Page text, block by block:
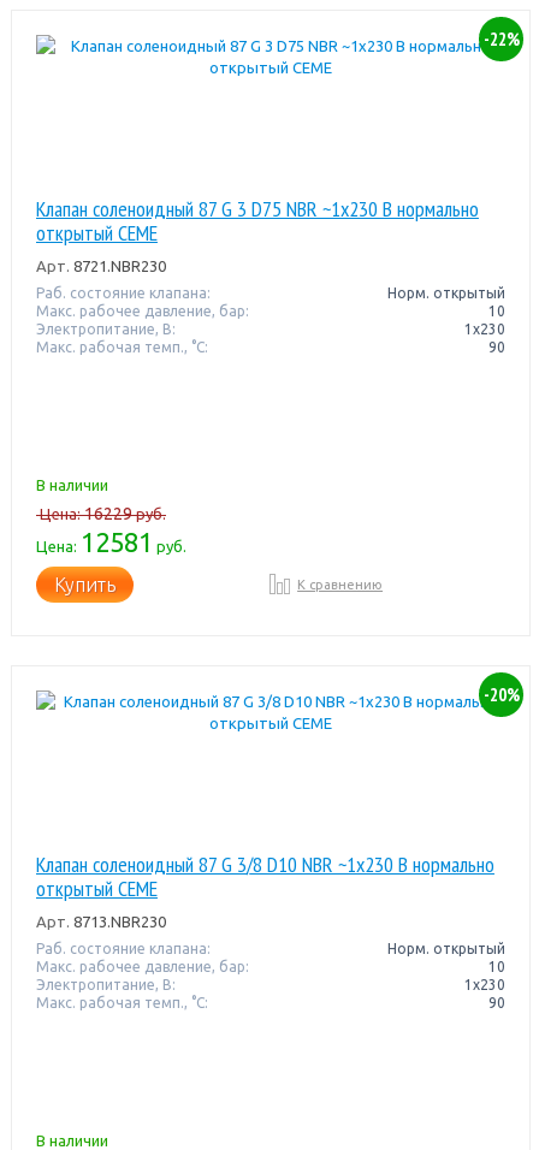
-22%
Клапан соленоидный 87 G 3 D75 NBR ~1x230 В нормально
открытый CEME
Арт. 8721.NBR230
Раб. состояние клапана:
Норм. открытый
Макс. рабочее давление, бар:
10
Электропитание, В:
1х230
Макс. рабочая темп., °С:
90
В наличии
Цена:16229руб.
Цена: 12581 руб.
Купить К сравнению
-20%
Клапан соленоидный 87 G 3/8 D10 NBR ~1x230 В нормально
открытый CEME
Арт. 8713.NBR230
Раб. состояние клапана:
Норм. открытый
Макс. рабочее давление, бар:
10
Электропитание, В:
1х230
Макс. рабочая темп., °С:
90
В наличии